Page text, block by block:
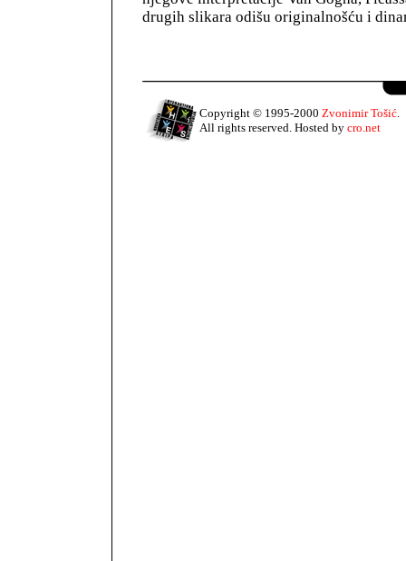
drugih slikara odišu originalnošću i
Copyright © 1995-2000 Zvonimir Tošić.
All rights reserved. Hosted by cro.net